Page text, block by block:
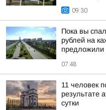
09:30
Пока вы
рублей на
предложили
07:48
11 человек
результате
сутки